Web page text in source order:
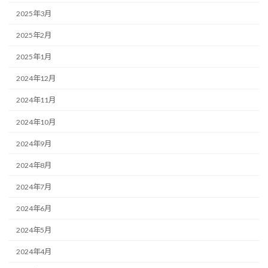
2025年3月
2025年2月
2025年1月
2024年12月
2024年11月
2024年10月
2024年9月
2024年8月
2024年7月
2024年6月
2024年5月
2024年4月